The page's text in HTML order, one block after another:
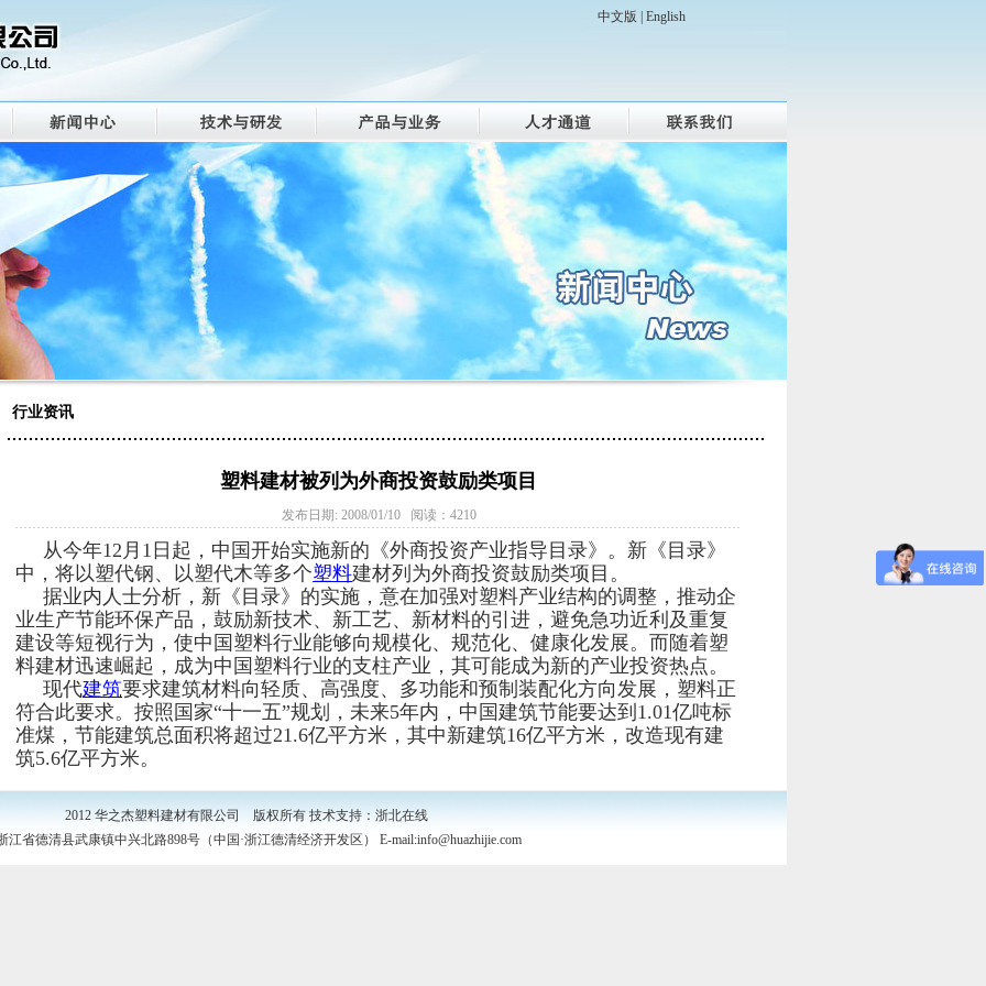
中文版 | English
行业资讯
塑料建材被列为外商投资鼓励类项目
发布日期: 2008/01/10 阅读：4210
从今年12月1日起，中国开始实施新的《外商投资产业指导目录》。新《目录》
中，将以塑代钢、以塑代木等多个塑料建材列为外商投资鼓励类项目。
据业内人士分析，新《目录》的实施，意在加强对塑料产业结构的调整，推动企
业生产节能环保产品，鼓励新技术、新工艺、新材料的引进，避免急功近利及重复
建设等短视行为，使中国塑料行业能够向规模化、规范化、健康化发展。而随着塑
料建材迅速崛起，成为中国塑料行业的支柱产业，其可能成为新的产业投资热点。
现代建筑要求建筑材料向轻质、高强度、多功能和预制装配化方向发展，塑料正
符合此要求。按照国家“十一五”规划，未来5年内，中国建筑节能要达到1.01亿吨标
准煤，节能建筑总面积将超过21.6亿平方米，其中新建筑16亿平方米，改造现有建
筑5.6亿平方米。
2012 华之杰塑料建材有限公司 版权所有 技术支持：浙北在线
江省德清县武康镇中兴北路898号（中国·浙江德清经济开发区） E-mail:info@huazhijie.com